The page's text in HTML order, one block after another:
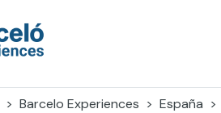
Barcelo Experiences España